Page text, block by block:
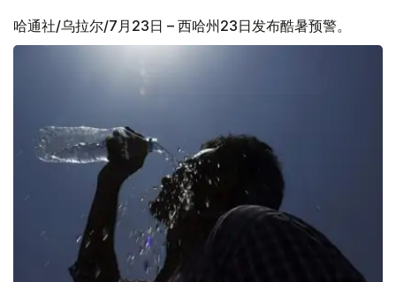
哈通社/乌拉尔/7月23日 – 西哈州23日发布酷暑预警。